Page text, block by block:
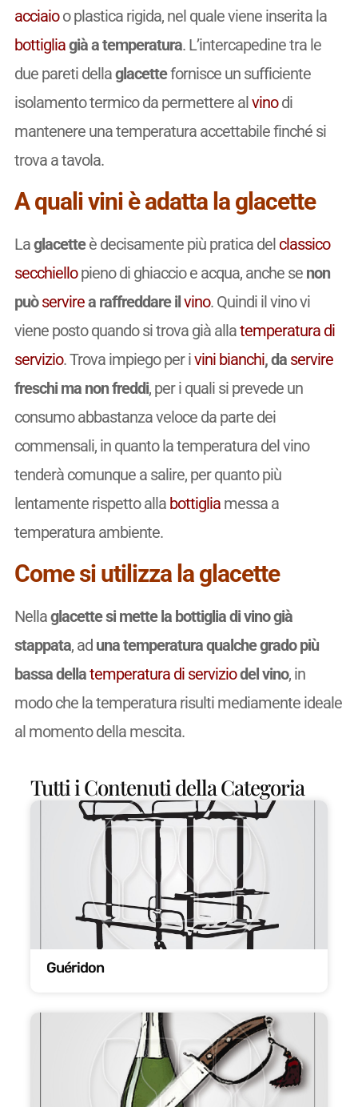
acciaioo plastica rigida, nel quale viene inserita la
bottigliagià a temperatura. L’intercapedine tra le
due pareti dellaglacettefornisce un sufficiente
isolamento termico da permettere alvinodi
mantenere una temperatura accettabile finché si
trova a tavola.
A quali vini è adatta la glacette
Laglacetteè decisamente più pratica del classico
secchiellopieno di ghiaccio e acqua, anche se non
puòservirea raffreddare ilvino. Quindi il vino vi
viene posto quando si trova già allatemperatura di
servizio. Trova impiego per ivini bianchi, da servire
freschi ma non freddi, per i quali si prevede un
consumo abbastanza veloce da parte dei
commensali, in quanto la temperatura del vino
tenderà comunque a salire, per quanto più
lentamente rispetto alla bottigliamessa a
temperatura ambiente.
Come si utilizza la glacette
Nellaglacette si mette la bottiglia di vino già
stappata, aduna temperatura qualche grado più
bassa dellatemperatura di serviziodel vino, in
modo che la temperatura risulti mediamente ideale
al momento della mescita.
Tutti i Contenuti della Categoria
Guéridon